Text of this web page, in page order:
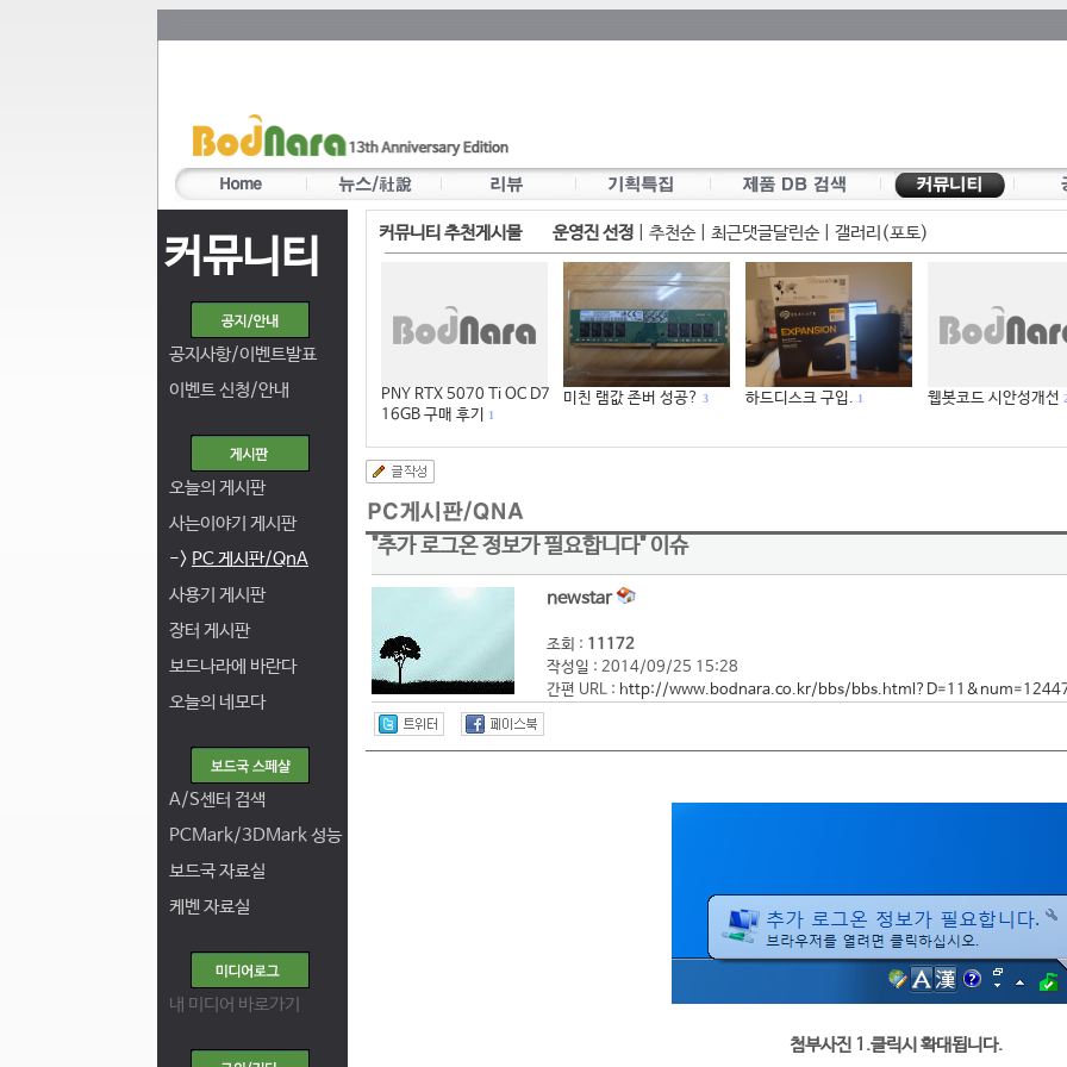
커뮤니티
공지사항/이벤트발표
이벤트 신청/안내
오늘의 게시판
사는이야기 게시판
-> PC 게시판/QnA
사용기 게시판
장터 게시판
보드나라에 바란다
오늘의 네모다
A/S센터 검색
PCMark/3DMark 성능
보드국 자료실
케벤 자료실
내 미디어 바로가기
커뮤니티 추천게시물 운영진 선정 추천순| 최근댓글달린순| 갤러리(포토)
PNY RTX 5070 Ti OC D7
16GB 구매 후기
1
미친 램값 존버 성공? 3 하드디스크 구입. 1 웹봇코드 시안성개선 2
"추가 로그온 정보가 필요합니다" 이슈
newstar
조회 : 11172
작성일 : 2014/09/25 15:28
간편 URL : http://www.bodnara.co.kr/bbs/
첨부사진 1.클릭시 확대됩니다.